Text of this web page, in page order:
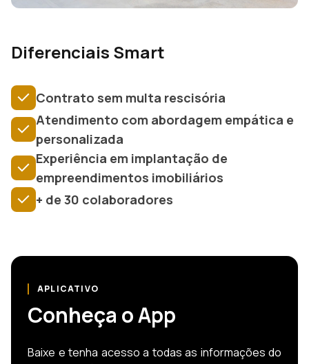
Diferenciais Smart
Contrato sem multa rescisória
Atendimento com abordagem empática e
personalizada
Experiência em implantação de
empreendimentos imobiliários
+ de 30 colaboradores
APLICATIVO
Conheça o App
Baixe e tenha acesso a todas as informações do